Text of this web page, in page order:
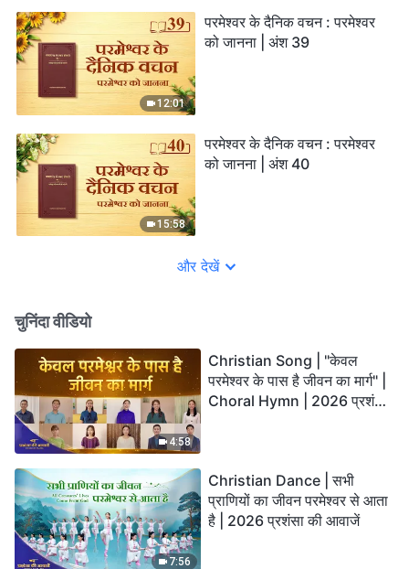
12:01
परमेश्वर के दैनिक वचन : परमेश्वर
को जानना | अंश 39
15:58
परमेश्वर के दैनिक वचन : परमेश्वर
को जानना | अंश 40
और देखें
चुनिंदा वीडियो
4:58
Christian Song | "केवल
परमेश्वर के पास है जीवन का मार्ग" |
Choral Hymn | 2026 प्रशंसा
7:56
Christian Dance | सभी
प्राणियों का जीवन परमेश्वर से आता
है | 2026 प्रशंसा की आवाजें